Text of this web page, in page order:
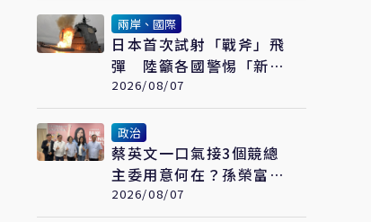
兩岸、國際
日本首次試射「戰斧」飛
彈 陸籲各國警惕「新型
軍國主義」發展
2026/08/07
政治
蔡英文一口氣接3個競總
主委用意何在？孫榮富：
想「進場」接黨主席
2026/08/07